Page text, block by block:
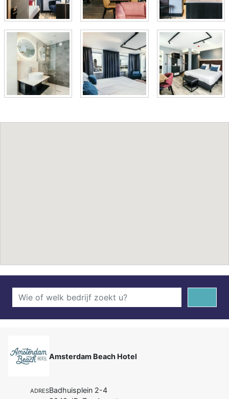
Amsterdam Beach Hotel
ADRESBadhuisplein 2-4